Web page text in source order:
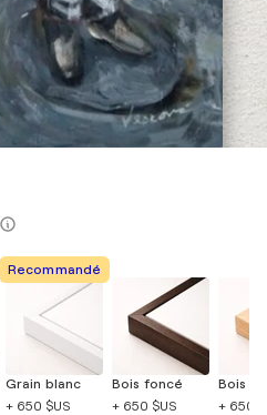
Recommandé
Grain blanc
+ 650 $US
Bois foncé
+ 650 $US
Bois
+ 650